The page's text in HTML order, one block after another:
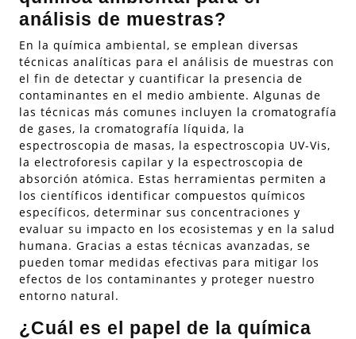
análisis de muestras?
En la química ambiental, se emplean diversas
técnicas analíticas para el análisis de muestras con
el fin de detectar y cuantificar la presencia de
contaminantes en el medio ambiente. Algunas de
las técnicas más comunes incluyen la cromatografía
de gases, la cromatografía líquida, la
espectroscopia de masas, la espectroscopia UV-Vis,
la electroforesis capilar y la espectroscopia de
absorción atómica. Estas herramientas permiten a
los científicos identificar compuestos químicos
específicos, determinar sus concentraciones y
evaluar su impacto en los ecosistemas y en la salud
humana. Gracias a estas técnicas avanzadas, se
pueden tomar medidas efectivas para mitigar los
efectos de los contaminantes y proteger nuestro
entorno natural.
¿Cuál es el papel de la química